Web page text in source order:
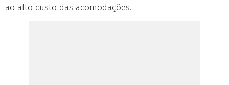
ao alto custo das acomodações.